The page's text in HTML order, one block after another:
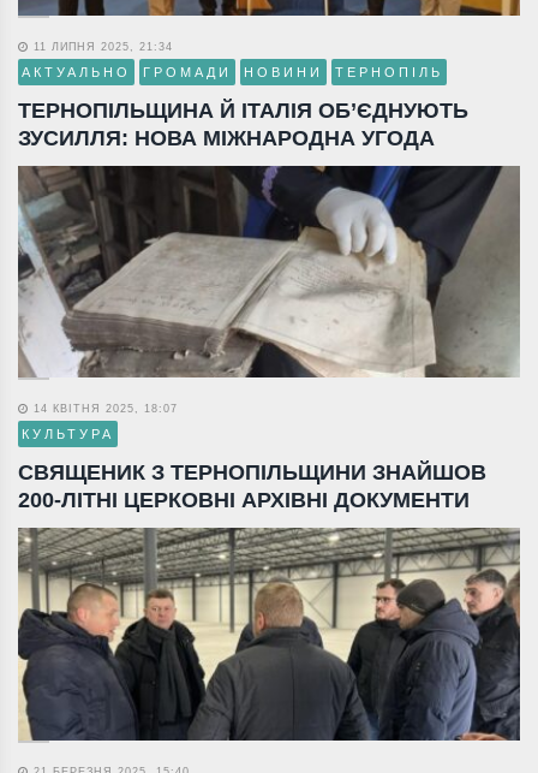
11 ЛИПНЯ 2025, 21:34
АКТУАЛЬНО ГРОМАДИ НОВИНИ ТЕРНОПІЛЬ
ТЕРНОПІЛЬЩИНА Й ІТАЛІЯ ОБ’ЄДНУЮТЬ
ЗУСИЛЛЯ: НОВА МІЖНАРОДНА УГОДА
14 КВІТНЯ 2025, 18:07
КУЛЬТУРА
СВЯЩЕНИК З ТЕРНОПІЛЬЩИНИ ЗНАЙШОВ
200-ЛІТНІ ЦЕРКОВНІ АРХІВНІ ДОКУМЕНТИ